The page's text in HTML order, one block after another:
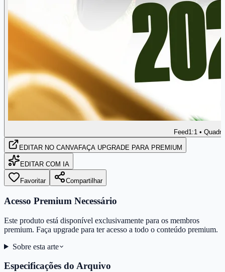
Feed1:1 •
EDITAR NO CANVAFAÇA UPGRADE PARA PREMIUM
EDITAR COM IA
Favoritar Compartilhar
Acesso Premium Necessário
Este produto está disponível exclusivamente para os membros
premium. Faça upgrade para ter acesso a todo o conteúdo premium.
Sobre esta arte
Especificações do Arquivo